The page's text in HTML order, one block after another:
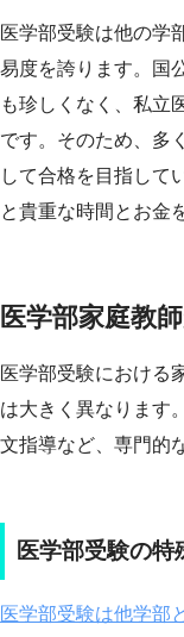
医学部受験は他の学
易度を誇ります。国
も珍しくなく、私立
です。そのため、多
して合格を目指して
と貴重な時間とお金
医学部家庭教
医学部受験における
は大きく異なります
文指導など、専門的
医学部受験の特
医学部受験は他学部